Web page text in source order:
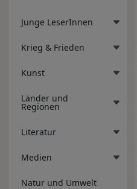
Junge LeserInnen
Krieg & Frieden
Kunst
Länder und
Regionen
Literatur
Medien
Natur und Umwelt